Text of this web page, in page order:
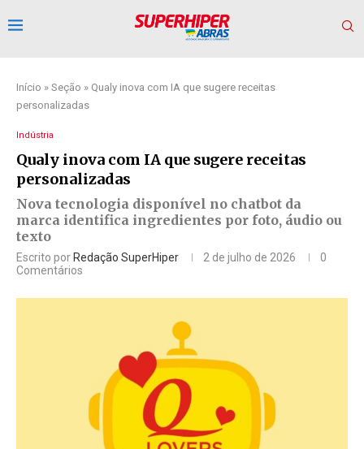
Início » Seção » Qualy inova com IA que sugere receitas
personalizadas
Indústria
Qualy inova com IA que sugere receitas
personalizadas
Nova tecnologia disponível no chatbot da
marca identifica ingredientes por foto, áudio ou
texto
Escrito porRedação SuperHiper 2 de julho de 2026
0
Comentários